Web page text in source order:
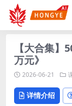
【大合集
万元》
2026-06-21
详情介绍